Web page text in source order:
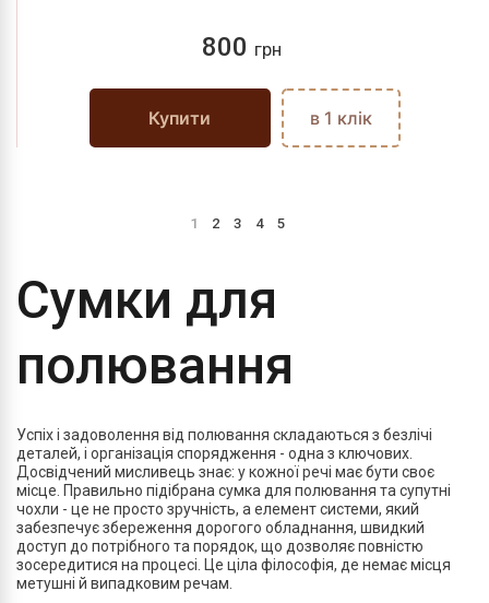
800 грн
Купити в 1 клік
1 2 3 4 5
Сумки для
полювання
Успіх і задоволення від полювання складаються з безлічі
деталей, і організація спорядження - одна з ключових.
Досвідчений мисливець знає: у кожної речі має бути своє
місце. Правильно підібрана сумка для полювання та супутні
чохли - це не просто зручність, а елемент системи, який
забезпечує збереження дорогого обладнання, швидкий
доступ до потрібного та порядок, що дозволяє повністю
зосередитися на процесі. Це ціла філософія, де немає місця
метушні й випадковим речам.